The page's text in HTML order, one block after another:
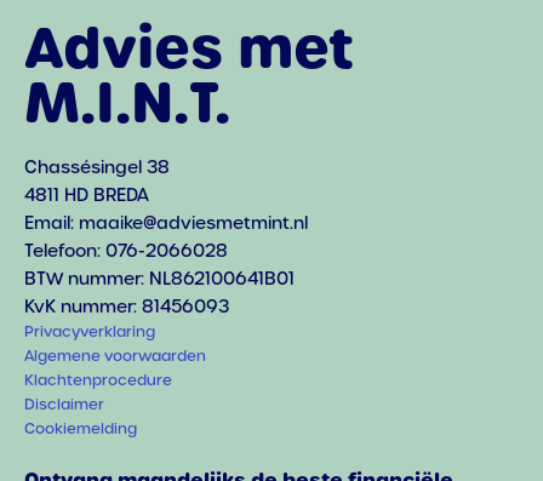
Advies met
M.I.N.T.
Chassésingel 38
4811 HD BREDA
Email: maaike@adviesmetmint.nl
Telefoon: 076-2066028
BTW nummer: NL862100641B01
KvK nummer: 81456093
Privacyverklaring
Algemene voorwaarden
Klachtenprocedure
Disclaimer
Cookiemelding